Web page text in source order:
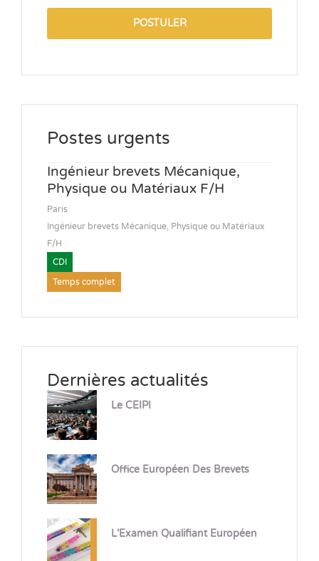
POSTULER
Postes urgents
Ingénieur brevets Mécanique,
Physique ou Matériaux F/H
Paris
Ingénieur brevets Mécanique, Physique ou Matériaux
F/H
CDI
Temps complet
Dernières actualités
Le CEIPI
Office Européen Des Brevets
L’Examen Qualifiant Européen